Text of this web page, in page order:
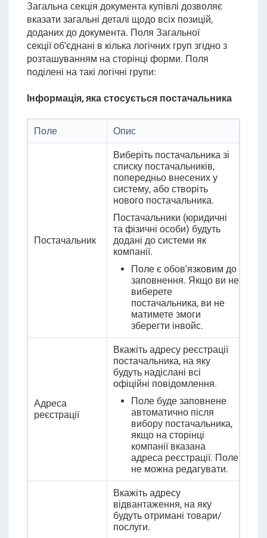
Загальна секція документа купівлі дозволяє
вказати загальні деталі щодо всіх позицій,
доданих до документа. Поля Загальної
секціїоб'єднані в кілька логічних груп згідно з
розташуванням на сторінці форми. Поля
поділені на такі логічні групи:
Інформація, яка стосується постачальника
Поле Опис
Постачальник
Виберіть постачальника зі
списку постачальників,
попередньо внесених у
систему, або створіть
нового постачальника.
Постачальники (юридичні
та фізичні особи) будуть
додані до системи як
компанії.
Поле є обов'язковим до
заповнення. Якщо ви не
виберете
постачальника, ви не
матимете змоги
зберегти інвойс.
Адреса
реєстрації
Вкажіть адресу реєстрації
постачальника, на яку
будуть надіслані всі
офіційні повідомлення.
Поле буде заповнене
автоматично після
вибору постачальника,
якщо на сторінці
компанії вказана
адреса реєстрації. Поле
не можна редагувати.
Вкажіть адресу
відвантаження, на яку
будуть отримані товари/
послуги.